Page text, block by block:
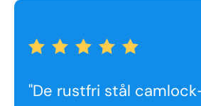
"De rustfri stål